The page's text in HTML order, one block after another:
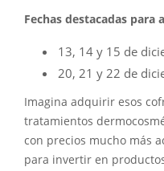
Fechas destacadas para
13, 14 y 15 de
20, 21 y 22 de
Imagina adquirir esos
tratamientos
con precios mucho más
para invertir en